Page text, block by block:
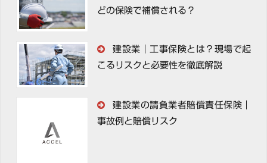
どの保険で補償される？
建設業｜工事保険とは？現場で起
こるリスクと必要性を徹底解説
建設業の請負業者賠償責任保険｜
事故例と賠償リスク